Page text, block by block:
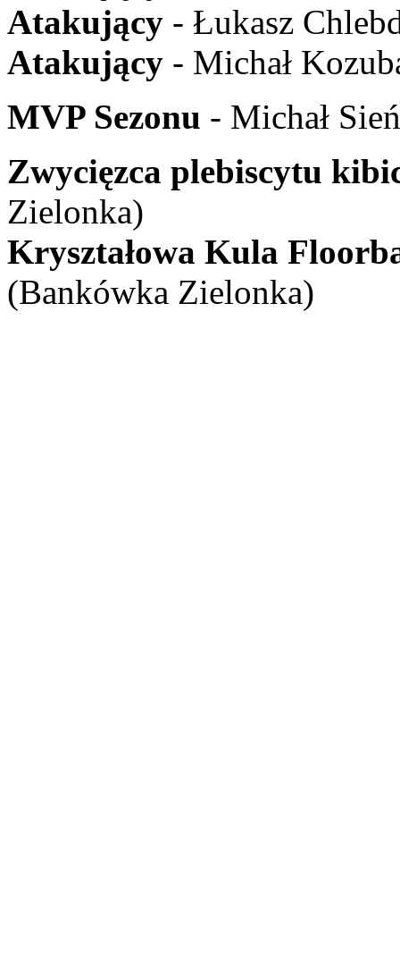
Atakujący - Łukasz
Atakujący - Michał
MVP Sezonu - Michał
Zwycięzca plebiscytu
Zielonka)
Kryształowa Kula
(Bankówka Zielonka)